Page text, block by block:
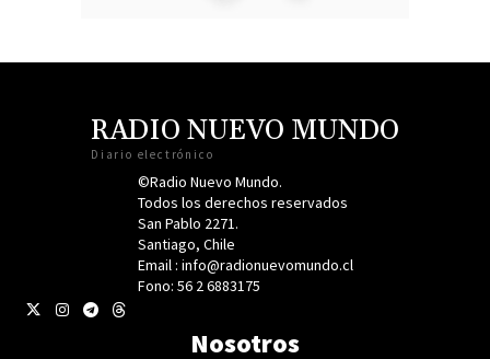
RADIO NUEVO MUNDO
Diario electrónico
©Radio Nuevo Mundo.
Todos los derechos reservados
San Pablo 2271.
Santiago, Chile
Email : info@radionuevomundo.cl
Fono: 56 2 6883175
Nosotros